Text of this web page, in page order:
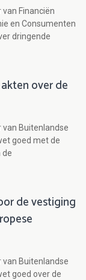
Financiën
en Consumenten
dringende
over de
Buitenlandse
goed met de
de
de vestiging
Buitenlandse
goed over de